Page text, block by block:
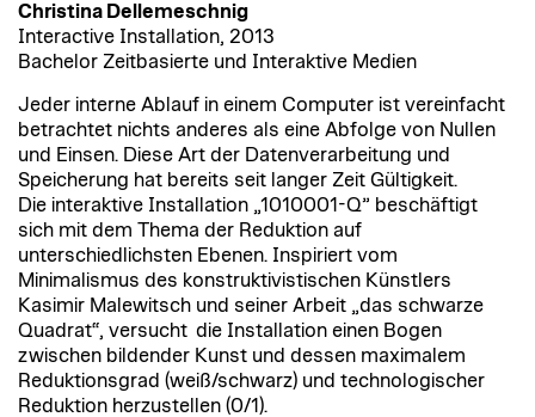
Christina Dellemeschnig
Interactive Installation, 2013
Bachelor Zeitbasierte und Interaktive Medien
Jeder interne Ablauf in einem Computer ist vereinfacht
betrachtet nichts anderes als eine Abfolge von Nullen
und Einsen. Diese Art der Datenverarbeitung und
Speicherung hat bereits seit langer Zeit Gültigkeit.
Die interaktive Installation „1010001-Q” beschäftigt
sich mit dem Thema der Reduktion auf
unterschiedlichsten Ebenen. Inspiriert vom
Minimalismus des konstruktivistischen Künstlers
Kasimir Malewitsch und seiner Arbeit „das schwarze
Quadrat“, versucht die Installation einen Bogen
zwischen bildender Kunst und dessen maximalem
Reduktionsgrad (weiß/schwarz) und technologischer
Reduktion herzustellen (0/1).